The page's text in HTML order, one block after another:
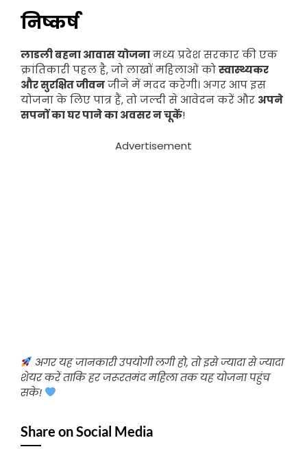
निष्कर्ष
लाडली बहना आवास योजनामध्य प्रदेश सरकार की एक
क्रांतिकारी पहल है, जो लाखों महिलाओं कोस्वास्थ्यकर
और सुरक्षित जीवनजीने में मदद करेगी। अगर आप इस
योजना के लिए पात्र हैं, तो जल्दी से आवेदन करें और अपने
सपनों का घर पाने का अवसर न चूकें!
Advertisement
अगर यह जानकारी उपयोगी लगी हो, तो इसे ज्यादा से ज्यादा
शेयर करें ताकि हर जरूरतमंद महिला तक यह योजना पहुंच
सके!
Share on Social Media